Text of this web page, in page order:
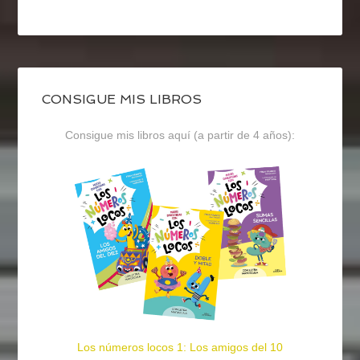
CONSIGUE MIS LIBROS
Consigue mis libros aquí (a partir de 4 años):
Los números locos 1: Los amigos del 10